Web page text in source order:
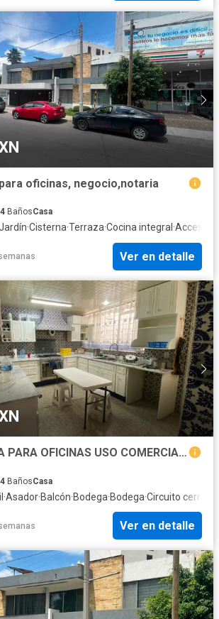
oficinas, negocio,notaria
4 BañosCasa
·Cisterna·Terraza·Cocina integral ·Acceso
Ver en detalle
CASA EN RENTA PARA OFICINAS USO COMERCIAL EL MIRADOR PUEBLA, PUE. POR PARQUE ECOLÓGICO ZONA PLAZA DORADA
4 BañosCasa
·Asador·Balcón·Bodega·Bodega·Circuito
Ver en detalle